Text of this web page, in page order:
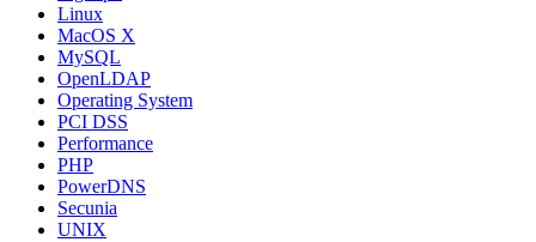
Linux
MacOS X
MySQL
OpenLDAP
Operating System
PCI DSS
Performance
PHP
PowerDNS
Secunia
UNIX